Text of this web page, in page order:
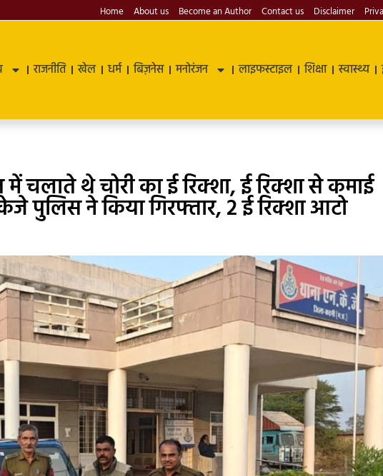
Home About us Become an Author Contact us Disclaimer
राजनीति खेल धर्म बिज़नेस मनोरंजन लाइफस्टाइल शिक्षा स्वास्थ्य
चलाते थे चोरी का ई रिक्शा, ई रिक्शा से कमाई
ने किया गिरफ्तार, 2 ई रिक्शा आटो